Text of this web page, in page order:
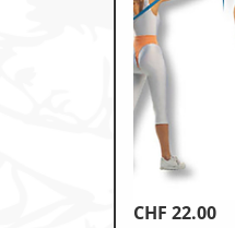
CHF 22.00